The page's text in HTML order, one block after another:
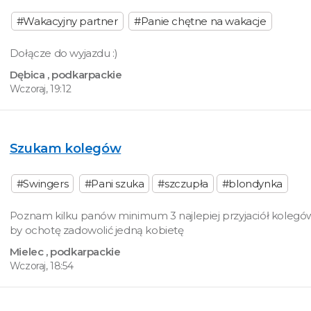
#Wakacyjny partner #Panie chętne na wakacje
Dołącze do wyjazdu :)
Dębica , podkarpackie
Wczoraj, 19:12
Szukam kolegów
#Swingers #Pani szuka #szczupła #blondynka
Poznam kilku panów minimum 3 najlepiej przyjaciół
by ochotę zadowolić jedną kobietę
Mielec , podkarpackie
Wczoraj, 18:54